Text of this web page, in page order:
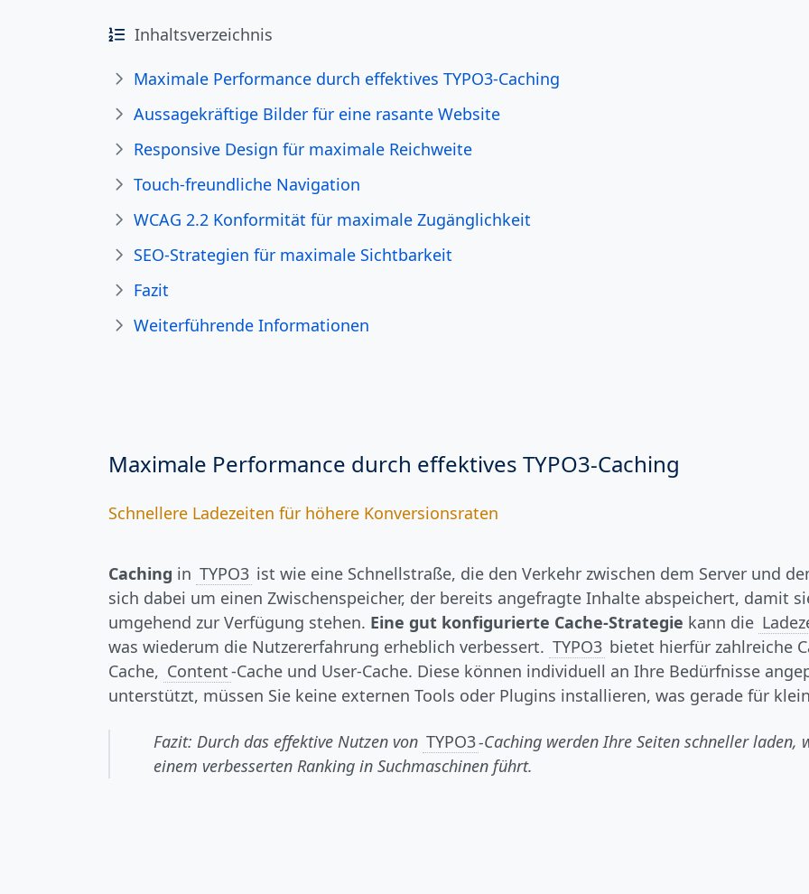
Inhaltsverzeichnis
Maximale Performance durch effektives TYPO3-Caching
Aussagekräftige Bilder für eine rasante Website
Responsive Design für maximale Reichweite
Touch-freundliche Navigation
WCAG 2.2 Konformität für maximale Zugänglichkeit
SEO-Strategien für maximale Sichtbarkeit
Fazit
Weiterführende Informationen
Maximale Performance durch effektives TYPO3-Caching
Schnellere Ladezeiten für höhere Konversionsraten
Caching in TYPO3 ist wie eine Schnellstraße, die den Verkehr zwischen dem Server und
sich dabei um einen Zwischenspeicher, der bereits angefragte Inhalte abspeichert, damit
umgehend zur Verfügung stehen. Eine gut konfigurierte Cache-Strategie kann die
was wiederum die Nutzererfahrung erheblich verbessert. TYPO3 bietet hierfür zahlreiche
Cache, Content-Cache und User-Cache. Diese können individuell an Ihre Bedürfnisse
unterstützt, müssen Sie keine externen Tools oder Plugins installieren, was gerade für
Fazit: Durch das effektive Nutzen von TYPO3-Caching werden Ihre Seiten schneller laden,
einem verbesserten Ranking in Suchmaschinen führt.